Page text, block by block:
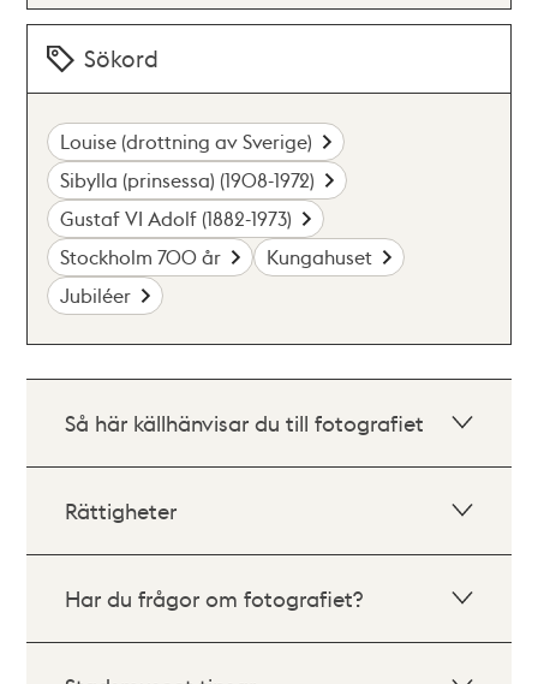
Sökord
Louise (drottning av Sverige)
Sibylla (prinsessa) (1908-1972)
Gustaf VI Adolf (1882-1973)
Stockholm 700 år
Kungahuset
Jubiléer
Så här källhänvisar du till fotografiet
Rättigheter
Har du frågor om fotografiet?